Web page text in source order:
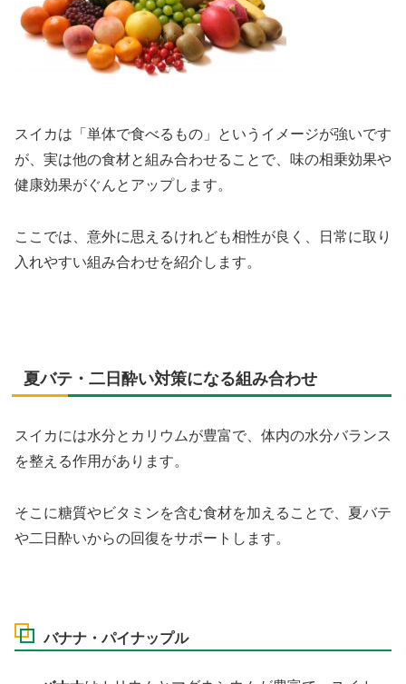
スイカは「単体で食べるもの」というイメージが強いです
が、実は他の食材と組み合わせることで、味の相乗効果や
健康効果がぐんとアップします。
ここでは、意外に思えるけれども相性が良く、日常に取り
入れやすい組み合わせを紹介します。
夏バテ・二日酔い対策になる組み合わせ
スイカには水分とカリウムが豊富で、体内の水分バランス
を整える作用があります。
そこに糖質やビタミンを含む食材を加えることで、夏バテ
や二日酔いからの回復をサポートします。
バナナ・パイナップル